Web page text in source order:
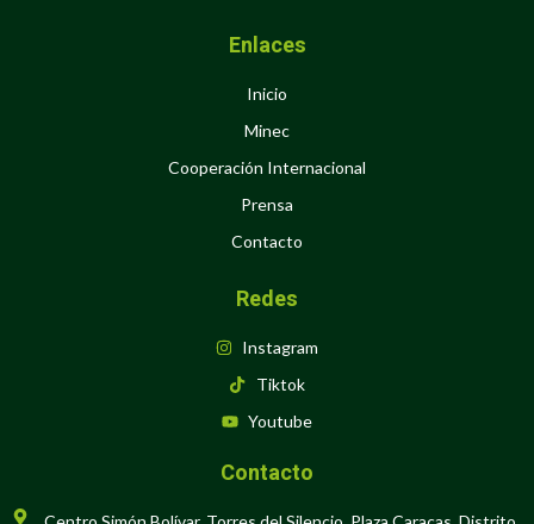
Enlaces
Inicio
Minec
Cooperación Internacional
Prensa
Contacto
Redes
Instagram
Tiktok
Youtube
Contacto